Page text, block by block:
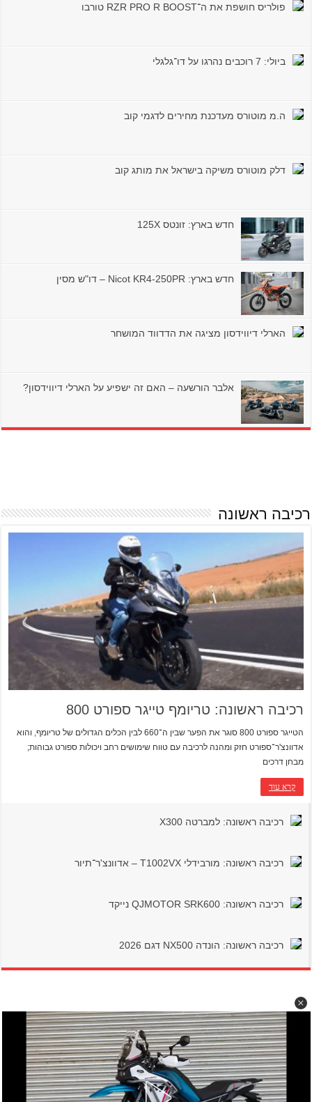
פולריס חושפת את ה־RZR PRO R BOOST טורבו
ביולי: 7 רוכבים נהרגו על דו־גלגלי
ה.מ מוטורס מעדכנת מחירים לדגמי קוב
דלק מוטורס משיקה בישראל את מותג קוב
חדש בארץ: זונטס 125X
חדש בארץ: Nicot KR4-250PR – דו"ש מסין
הארלי דיווידסון מציגה את הדדווד המושחר
אלבר הורשעה – האם זה ישפיע על הארלי דיווידסון?
רכיבה ראשונה
רכיבה ראשונה: טריומף טייגר ספורט 800
הטייגר ספורט 800 סוגר את הפער שבין ה־660 לבין הכלים הגדולים של טריומף, והוא
אדוונצ'ר־ספורט חזק ומהנה לרכיבה עם טווח שימושים רחב ויכולות ספורט גבוהות;
מבחן דרכים
קרא עוד
רכיבה ראשונה: למברטה X300
רכיבה ראשונה: מורבידלי T1002VX – אדוונצ'ר־תיור
רכיבה ראשונה: QJMOTOR SRK600 נייקד
רכיבה ראשונה: הונדה NX500 דגם 2026